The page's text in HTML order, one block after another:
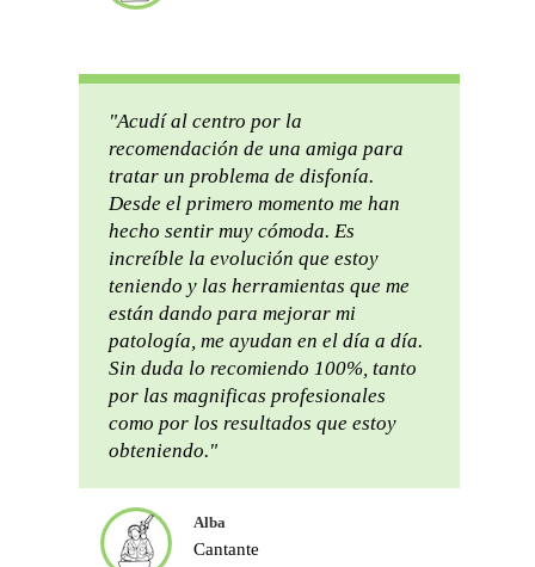
"Acudí al centro por la
recomendación de una amiga para
tratar un problema de disfonía.
Desde el primero momento me han
hecho sentir muy cómoda. Es
increíble la evolución que estoy
teniendo y las herramientas que me
están dando para mejorar mi
patología, me ayudan en el día a día.
Sin duda lo recomiendo 100%, tanto
por las magnificas profesionales
como por los resultados que estoy
obteniendo."
Alba
Cantante